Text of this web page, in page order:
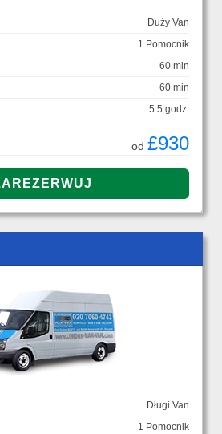
Duży Van
1 Pomocnik
60 min
60 min
5.5 godz.
od £930
Długi Van
1 Pomocnik